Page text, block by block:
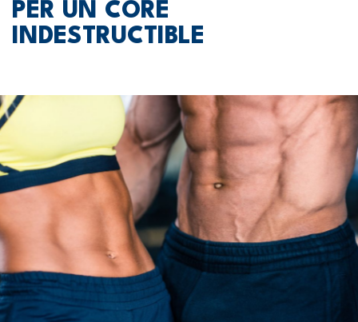
PER UN CORE
INDESTRUCTIBLE